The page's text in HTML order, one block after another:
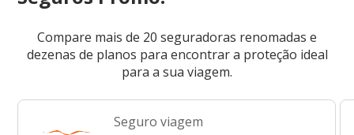
Compare mais de 20 seguradoras renomadas e
dezenas de planos para encontrar a proteção ideal
para a sua viagem.
Seguro viagem